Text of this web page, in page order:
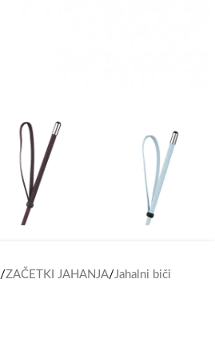
/ZAČETKI JAHANJA/Jahalni biči